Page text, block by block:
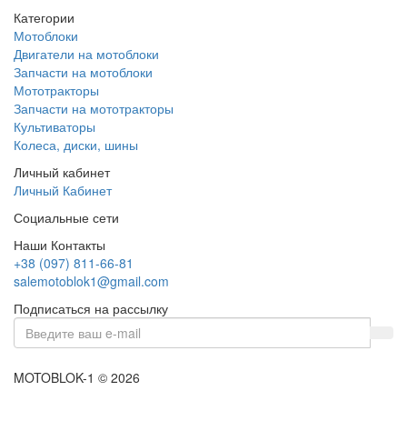
Категории
Мотоблоки
Двигатели на мотоблоки
Запчасти на мотоблоки
Мототракторы
Запчасти на мототракторы
Культиваторы
Колеса, диски, шины
Личный кабинет
Личный Кабинет
Социальные сети
Наши Контакты
+38 (097) 811-66-81
salemotoblok1@gmail.com
Подписаться на рассылку
MOTOBLOK-1 © 2026